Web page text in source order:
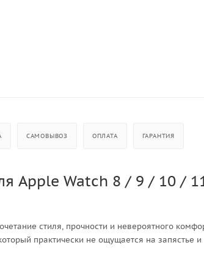
САМОВЫВОЗ ОПЛАТА ГАРАНТИЯ
Apple Watch 8 / 9 / 10 /
стиля, прочности и невероятного
практически не ощущается на запястье